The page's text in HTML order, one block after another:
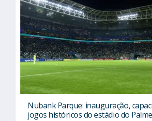
Nubank Parque: inauguração,
jogos históricos do estádio do